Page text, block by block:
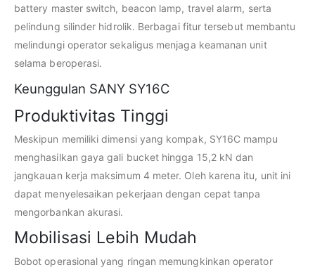
battery master switch, beacon lamp, travel alarm, serta
pelindung silinder hidrolik. Berbagai fitur tersebut membantu
melindungi operator sekaligus menjaga keamanan unit
selama beroperasi.
Keunggulan SANY SY16C
Produktivitas Tinggi
Meskipun memiliki dimensi yang kompak, SY16C mampu
menghasilkan gaya gali bucket hingga 15,2 kN dan
jangkauan kerja maksimum 4 meter. Oleh karena itu, unit ini
dapat menyelesaikan pekerjaan dengan cepat tanpa
mengorbankan akurasi.
Mobilisasi Lebih Mudah
Bobot operasional yang ringan memungkinkan operator